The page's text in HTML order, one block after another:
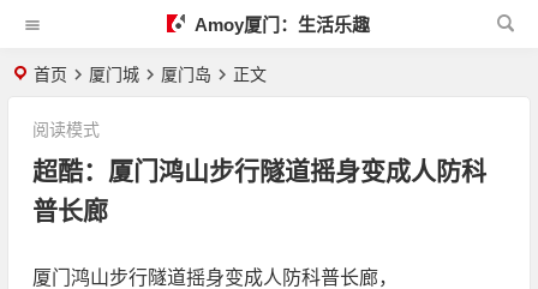
Amoy厦门：生活乐趣
首页 厦门城 厦门岛 正文
超酷：厦门鸿山步行隧道摇身变成人防科
普长廊
阅读模式
厦门鸿山步行隧道摇身变成人防科普长廊，